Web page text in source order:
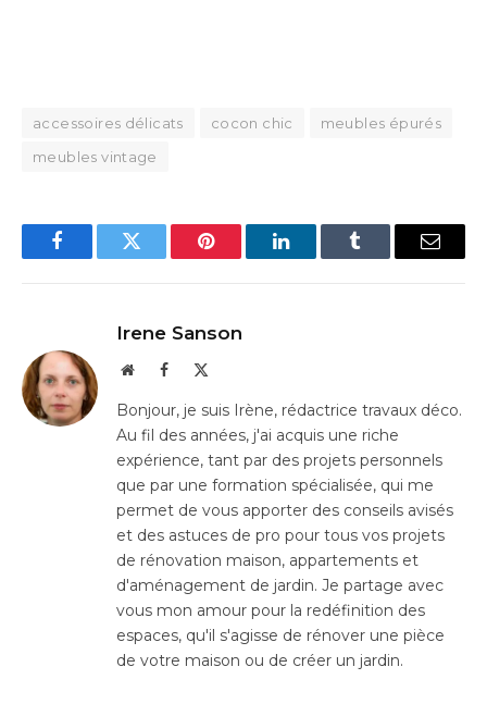
accessoires délicats cocon chic
meubles épurés
meubles vintage
FacebookTwitter Pinterest LinkedInTumblr Email
Irene Sanson
WebsiteFacebook
Bonjour, je suis Irène, rédactrice travaux déco.
Au fil des années, j'ai acquis une riche
expérience, tant par des projets personnels
que par une formation spécialisée, qui me
permet de vous apporter des conseils avisés
et des astuces de pro pour tous vos projets
de rénovation maison, appartements et
d'aménagement de jardin. Je partage avec
vous mon amour pour la redéfinition des
espaces, qu'il s'agisse de rénover une pièce
de votre maison ou de créer un jardin.